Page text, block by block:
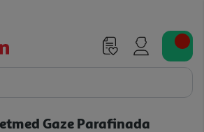
Gaze Parafinada